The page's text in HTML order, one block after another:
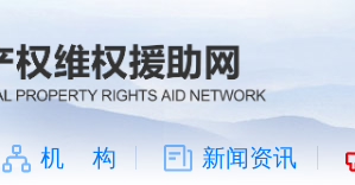
机 构 新闻资讯